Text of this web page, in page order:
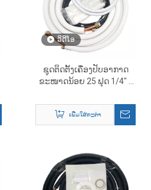
ວິດີໂອ
ຊຸດຕິດຕັ້ງເຄື່ອງປັບອາກາດ
ຂະໜາດນ້ອຍ 25 ຟຸດ 1/4″ ×
ເພີ່ມໃສ່ກະຕ່າ